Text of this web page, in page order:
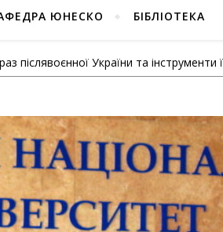
ЮНЕСКО БІБЛІОТЕКА
України та інструменти